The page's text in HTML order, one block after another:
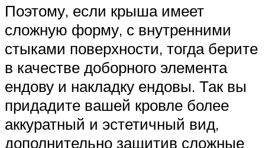
Поэтому, если крыша имеет
сложную форму, с внутренними
стыками поверхности, тогда берите
в качестве доборного элемента
ендову и накладку ендовы. Так вы
придадите вашей кровле более
аккуратный и эстетичный вид,
дополнительно защитив сложные